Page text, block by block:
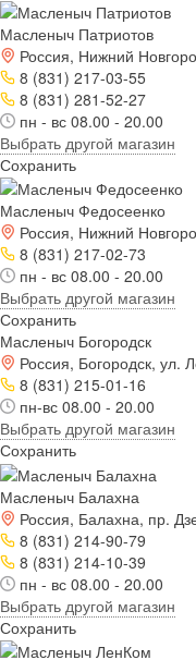
Масленыч Патриотов
Россия, Нижний
8 (831) 217-03-55
8 (831) 281-52-27
пн - вс 08.00 - 20.00
Выбрать другой магазин
Сохранить
Масленыч Федосеенко
Россия, Нижний
8 (831) 217-02-73
пн - вс 08.00 - 20.00
Выбрать другой магазин
Сохранить
Масленыч Богородск
Россия, Богородск, ул.
8 (831) 215-01-16
пн-вс 08.00 - 20.00
Выбрать другой магазин
Сохранить
Масленыч Балахна
Россия, Балахна, пр.
8 (831) 214-90-79
8 (831) 214-10-39
пн - вс 08.00 - 20.00
Выбрать другой магазин
Сохранить